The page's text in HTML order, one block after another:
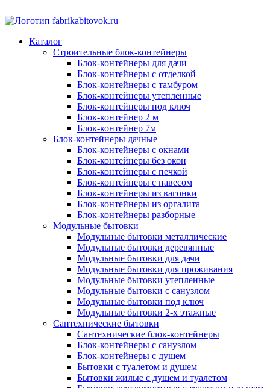
Каталог
Строительные блок-контейнеры
Блок-контейнеры для дачи
Блок-контейнеры с отделкой
Блок-контейнеры с тамбуром
Блок-контейнеры утепленные
Блок-контейнеры под ключ
Блок-контейнер 2 м
Блок-контейнер 7м
Блок-контейнеры дачные
Блок-контейнеры с окнами
Блок-контейнеры без окон
Блок-контейнеры с печкой
Блок-контейнеры с навесом
Блок-контейнеры из вагонки
Блок-контейнеры из оргалита
Блок-контейнеры разборные
Модульные бытовки
Модульные бытовки металлические
Модульные бытовки деревянные
Модульные бытовки для дачи
Модульные бытовки для проживания
Модульные бытовки утепленные
Модульные бытовки с санузлом
Модульные бытовки под ключ
Модульные бытовки 2-х этажные
Сантехнические бытовки
Сантехнические блок-контейнеры
Блок-контейнеры с санузлом
Блок-контейнеры с душем
Бытовки с туалетом и душем
Бытовки жилые с душем и туалетом